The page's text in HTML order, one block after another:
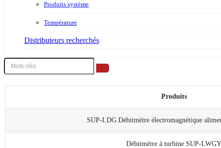
Produits système
Température
Distributeurs recherchés
Produits
SUP-LDG Débitmètre électromagnétique
Débitmètre à turbine SUP-LWGY